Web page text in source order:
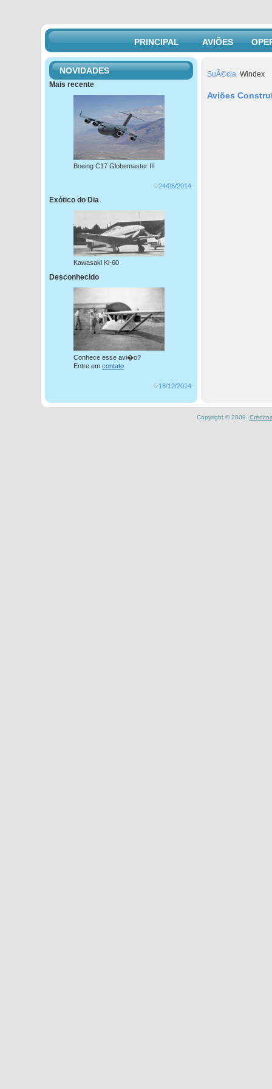
PRINCIPAL AVIÕES
SuÃ©cia Windex
Aviões
NOVIDADES
Mais recente
Boeing C17 Globemaster III
24/06/2014
Exótico do Dia
Kawasaki Ki-60
Desconhecido
Conhece esse avi�o?
Entre em contato
18/12/2014
Copyright © 2009. Créditos